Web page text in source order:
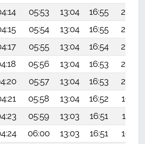
05:53 13:04 16:55
20:06
05:54 13:04 16:55
20:04
05:55 13:04 16:54
20:03
05:56 13:04 16:53
20:02
05:57 13:04 16:53
20:00
05:58 13:04 16:52
19:59
05:59 13:03 16:51
19:57
06:00 13:03 16:51
19:56